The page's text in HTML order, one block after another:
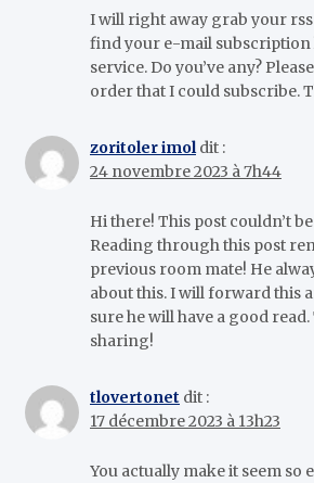
I will right away grab your
find your e-mail
service. Do you’ve any?
order that I could subscribe.
zoritoler imol dit :
24 novembre 2023 à 7h44
Hi there! This post couldn’t
Reading through this post
previous room mate! He
about this. I will forward this
sure he will have a good
sharing!
tlovertonet dit :
17 décembre 2023 à 13h23
You actually make it seem so